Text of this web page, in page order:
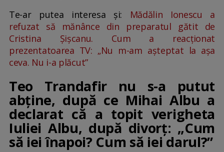
Te-ar putea interesa și:
Mădălin Ionescu a
refuzat să mănânce din preparatul gătit de
Cristina Șișcanu. Cum a reacționat
prezentatoarea TV: „Nu m-am așteptat la așa
ceva. Nu i-a plăcut”
Teo Trandafir nu s-a putut
abține, după ce Mihai Albu a
declarat că a topit verigheta
Iuliei Albu, după divorț: „Cum
să iei înapoi? Cum să iei darul?”